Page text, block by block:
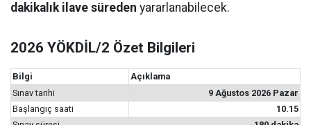
dakikalık ilave süreden yararlanabilecek.
2026 YÖKDİL/2 Özet Bilgileri
Bilgi
Açıklama
Sınav tarihi
9 Ağustos 2026 Pazar
Başlangıç saati
10.15